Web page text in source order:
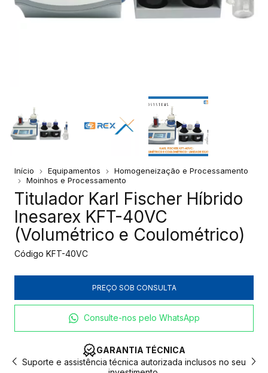
Início Equipamentos
Homogeneização e Processamento
Moinhos e Processamento
Titulador Karl Fischer Híbrido
Inesarex KFT-40VC
(Volumétrico e Coulométrico)
Código KFT-40VC
Consulte-nos pelo WhatsApp
GARANTIA TÉCNICA
e assistência técnica autorizada inclusos no seu
Produtos sob